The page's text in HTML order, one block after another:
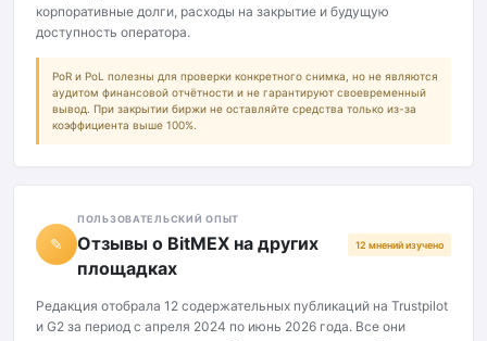
корпоративные долги, расходы на закрытие и будущую
доступность оператора.
PoR и PoL полезны для проверки конкретного снимка, но не являются
аудитом финансовой отчётности и не гарантируют своевременный
вывод. При закрытии биржи не оставляйте средства только из-за
коэффициента выше 100%.
✎
ПОЛЬЗОВАТЕЛЬСКИЙ ОПЫТ
Отзывы о BitMEX на других
площадках
12 мнений изучено
Редакция отобрала 12 содержательных публикаций на Trustpilot
и G2 за период с апреля 2024 по июнь 2026 года. Все они